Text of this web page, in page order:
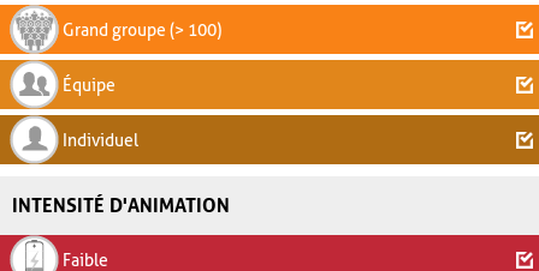
Grand groupe (> 100)
Équipe
Individuel
INTENSITÉ D'ANIMATION
Faible